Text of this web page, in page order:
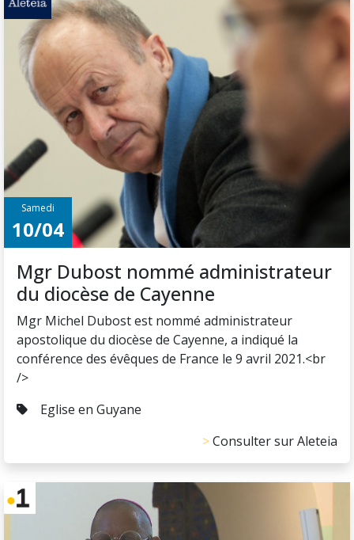
Samedi
10/04
Mgr Dubost nommé administrateur
du diocèse de Cayenne
Mgr Michel Dubost est nommé administrateur
apostolique du diocèse de Cayenne, a indiqué la
conférence des évêques de France le 9 avril 2021.<br
/>
Eglise en Guyane
Consulter sur Aleteia